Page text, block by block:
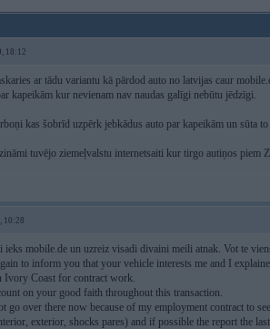
18:12
ar tādu variantu kā pārdod auto no latvijas caur
kapeikām kur nevienam nav naudas galīgi nebūtu jēdzīgi.
kas šobrīd uzpērk jebkādus auto par kapeikām un sūta
tuvējo ziemeļvalstu internetsaiti kur tirgo autiņos piem
10:28
ieks mobile.de un uzreiz visadi divaini meili atnak. Vot te
to inform you that your vehicle interests me and I
Ivory Coast for contract work.
on your good faith throughout this transaction.
go over there now because of my employment contract to
exterior, shocks pares) and if possible the report the